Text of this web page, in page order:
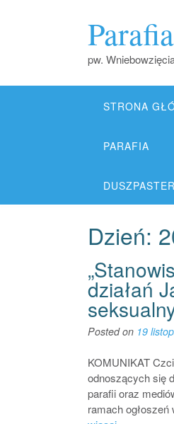
pw.
STRONA
PARAFIA
Dzień:
działań
Posted on 19
KOMUNIKAT
odnoszących się
parafii oraz
ramach